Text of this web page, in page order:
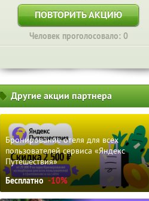
ПОВТОРИТЬ АКЦИЮ
Человек проголосовало: 0
Другие акции партнера
Бронирование отеля для всех
пользователей сервиса «Яндекс
Путешествия»
Бесплатно -10%